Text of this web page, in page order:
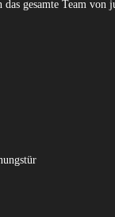
gesamte Team von